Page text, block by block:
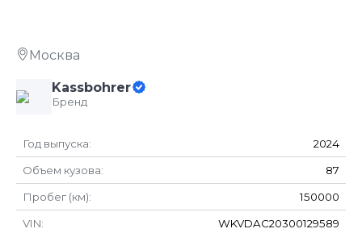
В НАЛИЧИИ
Москва
Kassbohrer
Бренд
Год выпуска: 2024
Объем кузова: 87
Пробег (км): 150000
VIN: WKVDAC20300129589